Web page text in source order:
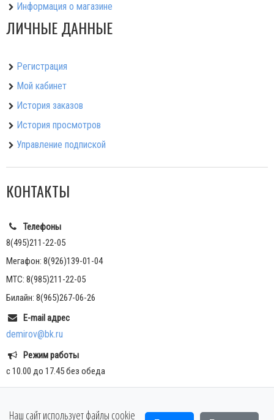
Информация о магазине
ЛИЧНЫЕ ДАННЫЕ
Регистрация
Мой кабинет
История заказов
История просмотров
Управление подпиской
КОНТАКТЫ
Телефоны
8(495)211-22-05
Мегафон: 8(926)139-01-04
МТС: 8(985)211-22-05
Билайн: 8(965)267-06-26
E-mail адрес
demirov@bk.ru
Режим работы
с 10.00 до 17.45 без обеда
Наш сайт использует файлы cookie